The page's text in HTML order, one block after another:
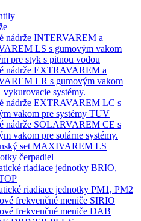
nádrže INTERVAREM a
LS s gumovým vakom
pre styk s pitnou vodou
nádrže EXTRAVAREM a
LR s gumovým vakom
systémy.
nádrže EXTRAVAREM LC s
vakom pre systémy TUV
nádrže SOLARVAREM CE s
vakom pre solárne systémy.
set MAXIVAREM LS
čerpadiel
riadiace jednotky BRIO,
riadiace jednotky PM1, PM2
frekvenčné meniče SIRIO
frekvenčné meniče DAB